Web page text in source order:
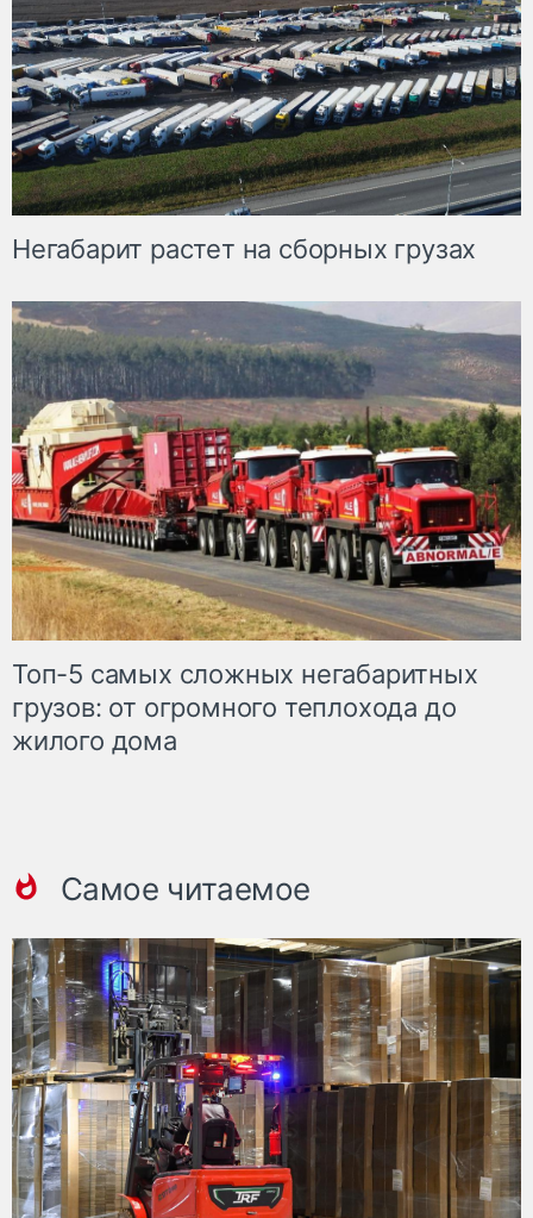
Негабарит растет на сборных грузах
Топ-5 самых сложных негабаритных
грузов: от огромного теплохода до
жилого дома
Самое читаемое